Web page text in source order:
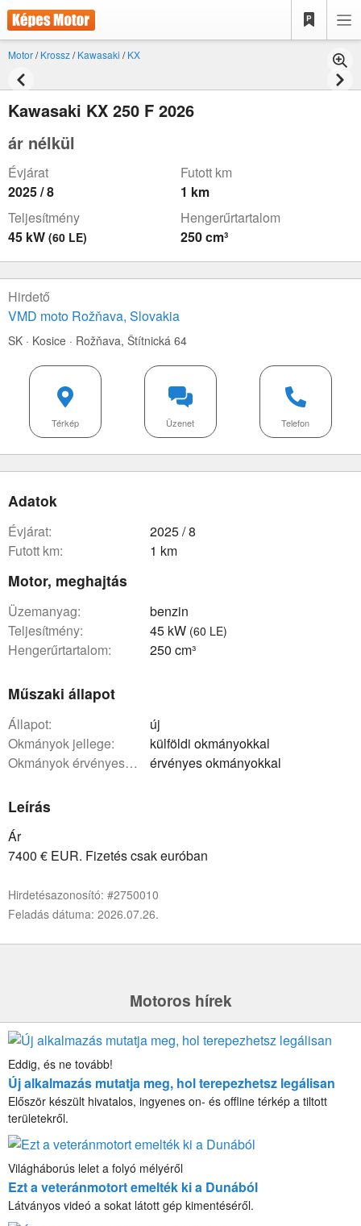
Motor/Krossz/Kawasaki /KX
Kawasaki KX 250 F 2026
ár nélkül
Évjárat
2025 / 8
Futott km
1 km
Teljesítmény
45 kW (60 LE)
Hengerűrtartalom
250 cm³
Hirdető
VMD moto Rožňava, Slovakia
SK · Kosice · Rožňava, Štítnická 64
Telefon
Üzenet
Térkép
Adatok
évjárat:
2025 / 8
futott km:
1 km
Motor, meghajtás
üzemanyag:
benzin
teljesítmény:
45 kW (60 LE)
hengerűrtartalom: 250 cm³
Műszaki állapot
állapot:
új
okmányok jellege:
külföldi okmányokkal
okmányok érvényessége:
érvényes okmányokkal
Leírás
Ár
7400 € EUR. Fizetés csak euróban
Hirdetésazonosító: #2750010
Feladás dátuma: 2026.07.26.
Motoros hírek
Eddig, és ne tovább!
Új alkalmazás mutatja meg, hol terepezhetsz legálisan
Először készült hivatalos, ingyenes on- és offline térkép a tiltott
területekről.
Világháborús lelet a folyó mélyéről
Ezt a veteránmotort emelték ki a Dunából
Látványos videó a sokat látott gép kimentéséről.